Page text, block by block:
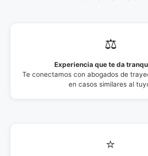
⚖️
Experiencia que te da
Te conectamos con abogados de
en casos similares al
⭐